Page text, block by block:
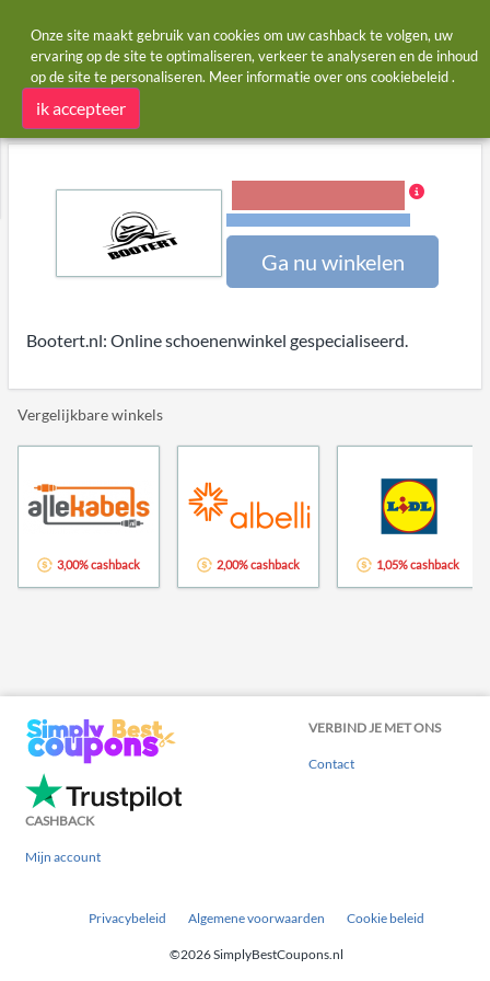
Startpagina Winkels Bootert Outdoor
Bootert Outdoor cashback
Ga nu winkelen
Bootert.nl: Online schoenenwinkel gespecialiseerd.
Vergelijkbare winkels
3,00% cashback 2,00% cashback 1,05% cashback
VERBIND JE MET ONS
Contact
CASHBACK
Mijn account
Privacybeleid Algemene voorwaarden Cookie beleid
©2026 SimplyBestCoupons.nl
Onze site maakt gebruik van cookies om uw cashback te volgen, uw
ervaring op de site te optimaliseren, verkeer te analyseren en de inhoud
op de site te personaliseren. Meer informatie over ons cookiebeleid.
ik accepteer